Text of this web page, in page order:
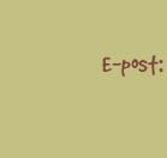
E-post: